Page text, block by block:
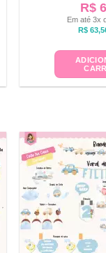
R$
Em até 3x
R$